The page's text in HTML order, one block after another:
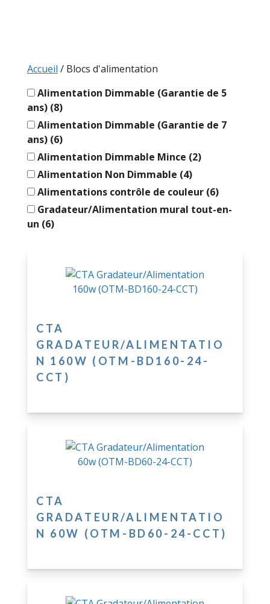
Accueil / Blocs d'alimentation
Alimentation Dimmable (Garantie de 5
ans) (8)
Alimentation Dimmable (Garantie de 7
ans) (6)
Alimentation Dimmable Mince (2)
Alimentation Non Dimmable (4)
Alimentations contrôle de couleur (6)
Gradateur/Alimentation mural tout-en-
un (6)
CTA
GRADATEUR/ALIMENTATIO
N 160W (OTM-BD160-24-
CCT)
CTA
GRADATEUR/ALIMENTATIO
N 60W (OTM-BD60-24-CCT)